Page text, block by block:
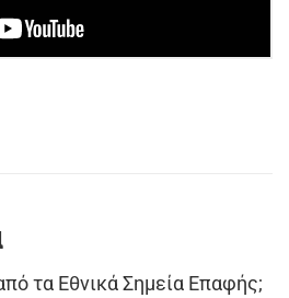
τα Εθνικά Σημεία Επαφής;